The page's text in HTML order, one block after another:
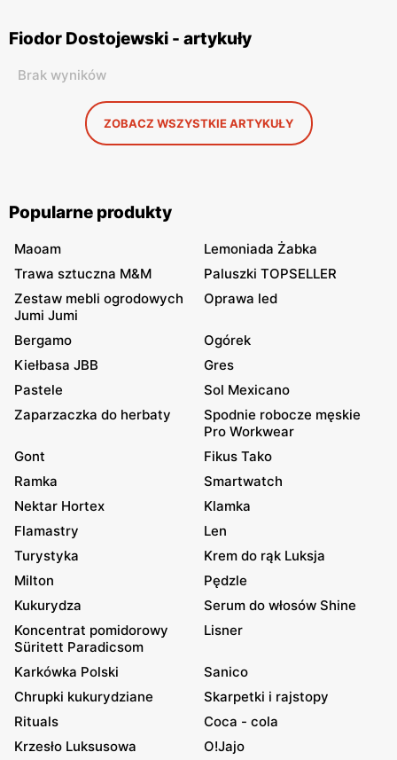
Fiodor Dostojewski - artykuły
Brak wyników
ZOBACZ WSZYSTKIE ARTYKUŁY
Popularne produkty
Maoam
Lemoniada Żabka
Trawa sztuczna M&M
Paluszki TOPSELLER
Zestaw mebli ogrodowych
Jumi Jumi
Oprawa led
Bergamo
Ogórek
Kiełbasa JBB
Gres
Pastele
Sol Mexicano
Zaparzaczka do herbaty
Spodnie robocze męskie
Pro Workwear
Gont
Fikus Tako
Ramka
Smartwatch
Nektar Hortex
Klamka
Flamastry
Len
Turystyka
Krem do rąk Luksja
Milton
Pędzle
Kukurydza
Serum do włosów Shine
Koncentrat pomidorowy
Süritett Paradicsom
Lisner
Karkówka Polski
Sanico
Chrupki kukurydziane
Skarpetki i rajstopy
Rituals
Coca - cola
Krzesło Luksusowa
O!Jajo